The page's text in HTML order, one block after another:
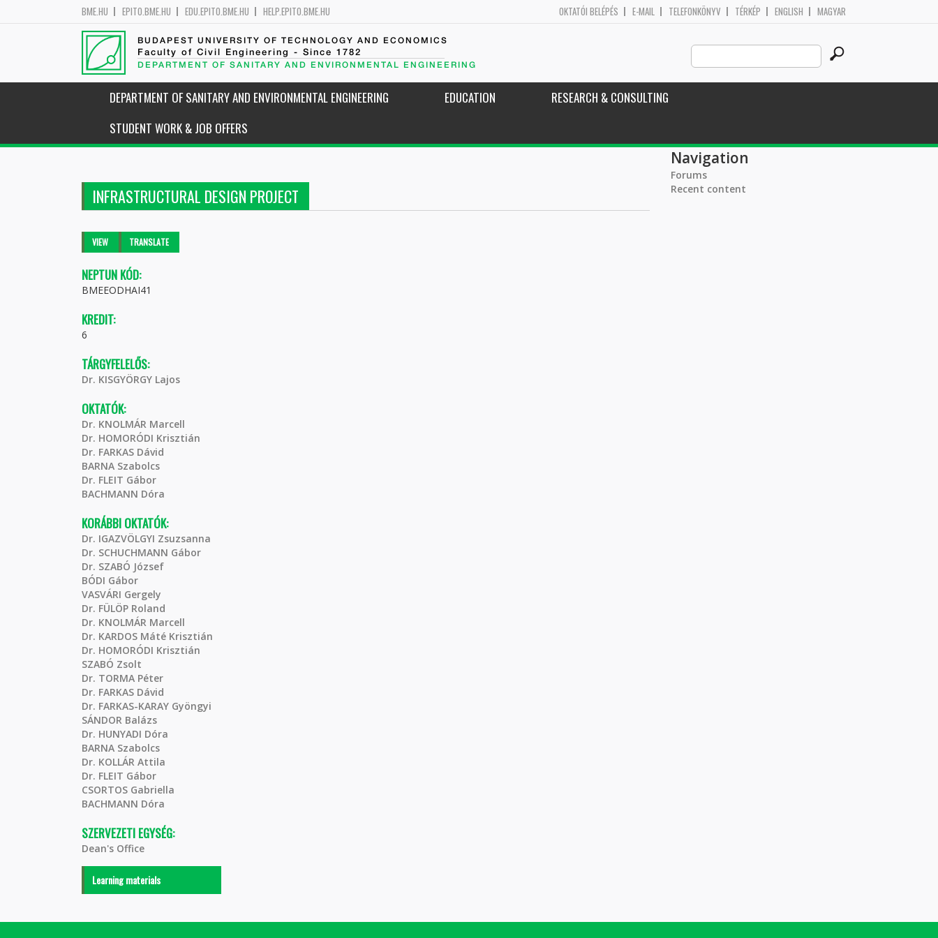
BME.HU EPITO.BME.HU EDU.EPITO.BME.HU HELP.EPITO.BME.HU OKTATÓI BELÉPÉS E-MAIL TELEFONKÖNYV TÉRKÉP ENGLISH MAGYAR
BUDAPEST UNIVERSITY OF TECHNOLOGY AND ECONOMICS
Faculty of Civil Engineering - Since 1782
DEPARTMENT OF SANITARY AND ENVIRONMENTAL ENGINEERING
Search
this
site
DEPARTMENT OF SANITARY AND ENVIRONMENTAL ENGINEERING EDUCATION
RESEARCH & CONSULTING
STUDENT WORK & JOB OFFERS
INFRASTRUCTURAL DESIGN PROJECT
Primary tabs
VIEW (ACTIVETRANSLATE
NEPTUN KÓD:
BMEEODHAI41
KREDIT:
6
TÁRGYFELELŐS:
Dr. KISGYÖRGY Lajos
OKTATÓK:
Dr. KNOLMÁR Marcell
Dr. HOMORÓDI Krisztián
Dr. FARKAS Dávid
BARNA Szabolcs
Dr. FLEIT Gábor
BACHMANN Dóra
KORÁBBI OKTATÓK:
Dr. IGAZVÖLGYI Zsuzsanna
Dr. SCHUCHMANN Gábor
Dr. SZABÓ József
BÓDI Gábor
VASVÁRI Gergely
Dr. FÜLÖP Roland
Dr. KNOLMÁR Marcell
Dr. KARDOS Máté Krisztián
Dr. HOMORÓDI Krisztián
SZABÓ Zsolt
Dr. TORMA Péter
Dr. FARKAS Dávid
Dr. FARKAS-KARAY Gyöngyi
SÁNDOR Balázs
Dr. HUNYADI Dóra
BARNA Szabolcs
Dr. KOLLÁR Attila
Dr. FLEIT Gábor
CSORTOS Gabriella
BACHMANN Dóra
SZERVEZETI EGYSÉG:
Dean's Office
Learning materials
Navigation
Forums
Recent content